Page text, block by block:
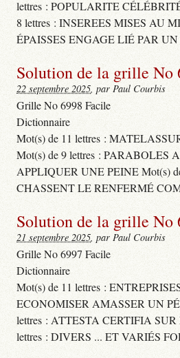
lettres : POPULARITE
8 lettres : INSEREES MISES AU
ÉPAISSES ENGAGE LIÉ PAR
Solution de la grille No
22 septembre 2025, par Paul Courbis
Grille No 6998 Facile
Dictionnaire
Mot(s) de 11 lettres :
Mot(s) de 9 lettres : PARABOLES
APPLIQUER UNE PEINE Mot(s)
CHASSENT LE RENFERMÉ
Solution de la grille No
21 septembre 2025, par Paul Courbis
Grille No 6997 Facile
Dictionnaire
Mot(s) de 11 lettres :
ECONOMISER AMASSER UN
lettres : ATTESTA CERTIFIA
lettres : DIVERS ... ET VARIÉS